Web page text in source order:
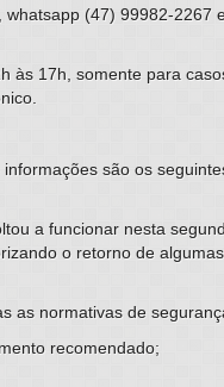
(47) 99982-2267
às 17h, somente para
são os
a funcionar nesta
o retorno de
as normativas de
recomendado;